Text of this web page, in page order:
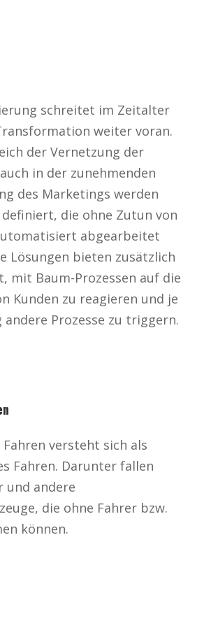
schreitet im Zeitalter
weiter voran.
der Vernetzung der
in der zunehmenden
des Marketings werden
die ohne Zutun von
abgearbeitet
Lösungen bieten zusätzlich
mit Baum-Prozessen auf die
Kunden zu reagieren und je
andere Prozesse zu triggern.
versteht sich als
Fahren. Darunter fallen
und andere
die ohne Fahrer bzw.
können.